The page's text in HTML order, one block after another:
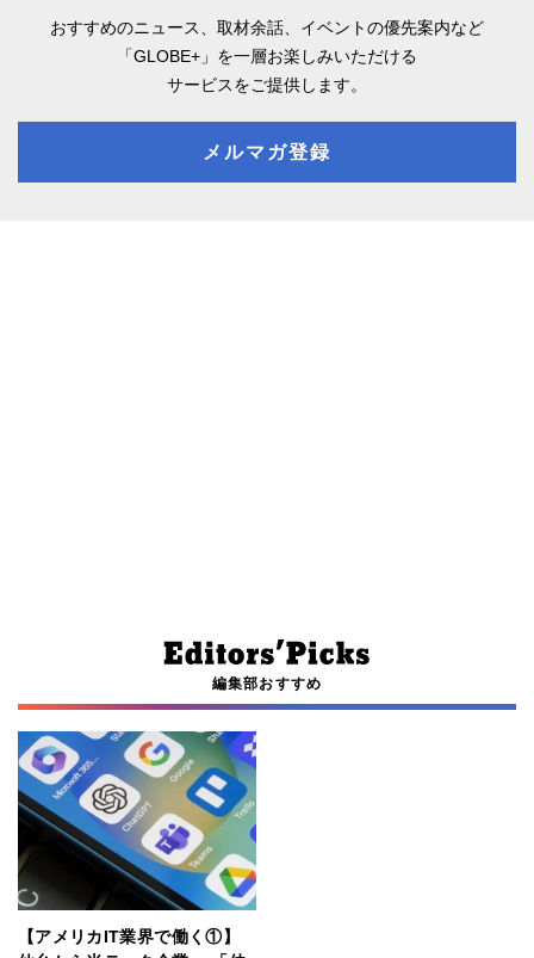
おすすめのニュース、取材余話、 イベントの優先案内など
「GLOBE+」を一層お楽しみいただける
サービスをご提供します。
メルマガ登録
編集部おすすめ
【アメリカIT業界で働く①】